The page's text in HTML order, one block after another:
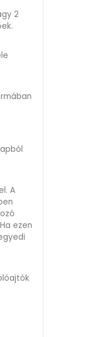
2
A
ezen